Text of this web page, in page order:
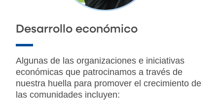
Desarrollo económico
Algunas de las organizaciones e iniciativas
económicas que patrocinamos a través de
nuestra huella para promover el crecimiento de
las comunidades incluyen: